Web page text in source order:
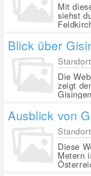
Mit
siehst
Blick über
Die
zeigt
Ausblick von
Diese
Metern